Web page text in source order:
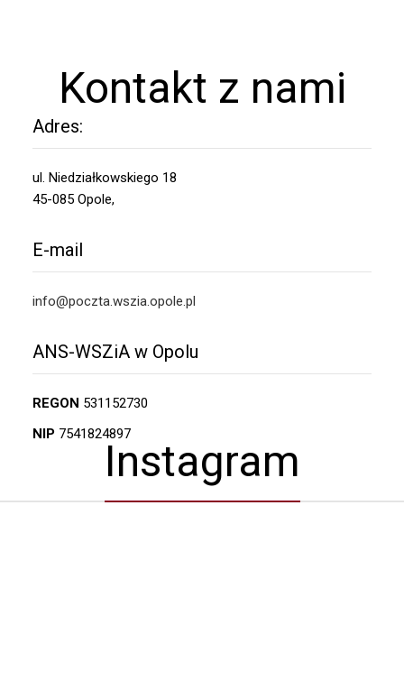
Kontakt z nami
Adres:
ul. Niedziałkowskiego 18
45-085 Opole,
E-mail
info@poczta.wszia.opole.pl
ANS-WSZiA w Opolu
REGON 531152730
NIP 7541824897
Instagram